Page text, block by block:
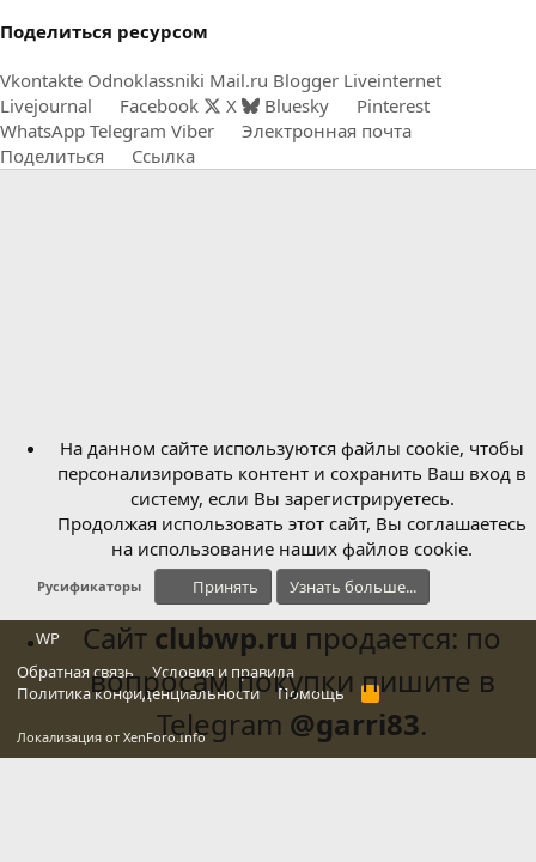
Поделиться ресурсом
Vkontakte Odnoklassniki Mail.ru Blogger Liveinternet
Livejournal
Facebook X Bluesky
Pinterest
WhatsApp Telegram Viber
Электронная почта
Поделиться
Ссылка
Русификаторы
WP
Обратная связь
Условия и правила
Политика конфиденциальности
Помощь
R
S
Локализация от XenForo.Info
На данном сайте используются файлы cookie, чтобы
персонализировать контент и сохранить Ваш вход в
систему, если Вы зарегистрируетесь.
Продолжая использовать этот сайт, Вы соглашаетесь
на использование наших файлов cookie.
Принять Узнать больше...
Сайт clubwp.ru продается: по
вопросам покупки пишите в
Telegram @garri83.